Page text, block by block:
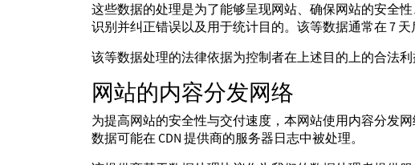
这些数据的处理是为了能够呈现网站、确保网站的安全
识别并纠正错误以及用于统计目的。该等数据通常在 7 天
该等数据处理的法律依据为控制者在上述目的上的合法利
网站的内容分发网络
为提高网站的安全性与交付速度，本网站使用内容分发
数据可能在 CDN 提供商的服务器日志中被处理。